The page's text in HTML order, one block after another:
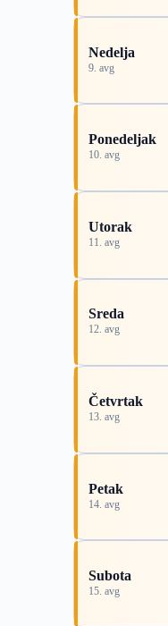
Nedelja
9. avg
Ponedeljak
10. avg
Utorak
11. avg
Sreda
12. avg
Četvrtak
13. avg
Petak
14. avg
Subota
15. avg